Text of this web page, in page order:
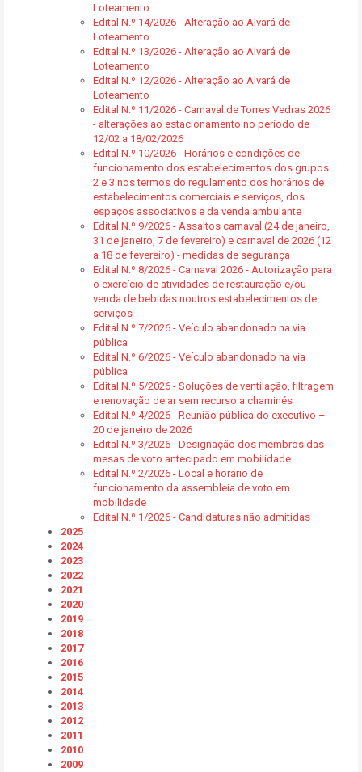
Loteamento
Edital N.º 14/2026 - Alteração ao Alvará de
Loteamento
Edital N.º 13/2026 - Alteração ao Alvará de
Loteamento
Edital N.º 12/2026 - Alteração ao Alvará de
Loteamento
Edital N.º 11/2026 - Carnaval de Torres Vedras 2026
- alterações ao estacionamento no período de
12/02 a 18/02/2026
Edital N.º 10/2026 - Horários e condições de
funcionamento dos estabelecimentos dos grupos
2 e 3 nos termos do regulamento dos horários de
estabelecimentos comerciais e serviços, dos
espaços associativos e da venda ambulante
Edital N.º 9/2026 - Assaltos carnaval (24 de janeiro,
31 de janeiro, 7 de fevereiro) e carnaval de 2026 (12
a 18 de fevereiro) - medidas de segurança
Edital N.º 8/2026 - Carnaval 2026 - Autorização para
o exercício de atividades de restauração e/ou
venda de bebidas noutros estabelecimentos de
serviços
Edital N.º 7/2026 - Veículo abandonado na via
pública
Edital N.º 6/2026 - Veículo abandonado na via
pública
Edital N.º 5/2026 - Soluções de ventilação, filtragem
e renovação de ar sem recurso a chaminés
Edital N.º 4/2026 - Reunião pública do executivo –
20 de janeiro de 2026
Edital N.º 3/2026 - Designação dos membros das
mesas de voto antecipado em mobilidade
Edital N.º 2/2026 - Local e horário de
funcionamento da assembleia de voto em
mobilidade
Edital N.º 1/2026 - Candidaturas não admitidas
2025
2024
2023
2022
2021
2020
2019
2018
2017
2016
2015
2014
2013
2012
2011
2010
2009